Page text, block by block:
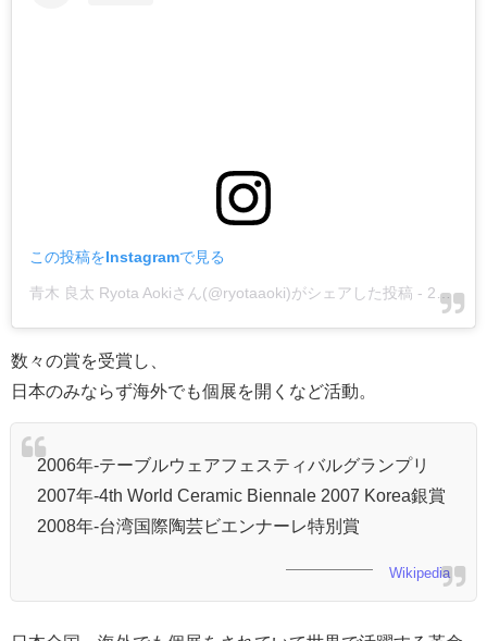
この投稿をInstagramで見る
青木 良太 Ryota Aokiさん(@ryotaaoki)がシェアした投稿 - 2018年10月月17日午前12時10分PDT
数々の賞を受賞し、
日本のみならず海外でも個展を開くなど活動。
2006年-テーブルウェアフェスティバルグランプリ
2007年-4th World Ceramic Biennale 2007 Korea銀賞
2008年-台湾国際陶芸ビエンナーレ特別賞
Wikipedia